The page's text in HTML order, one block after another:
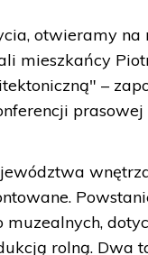
otwieramy
mieszkańcy
–
prasowej
rolną. Dwa